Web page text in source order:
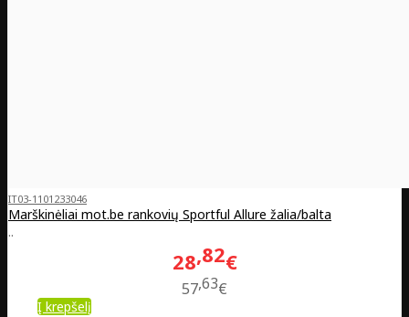
IT03-1101233046
Marškinėliai mot.be rankovių Sportful Allure žalia/balta
..
28 82€
5763€
Į krepšelį